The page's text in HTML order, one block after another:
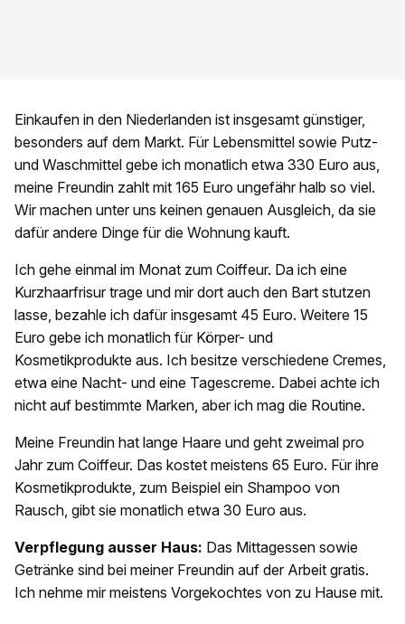
Einkaufen in den Niederlanden ist insgesamt günstiger,
besonders auf dem Markt. Für Lebensmittel sowie Putz-
und Waschmittel gebe ich monatlich etwa 330 Euro aus,
meine Freundin zahlt mit 165 Euro ungefähr halb so viel.
Wir machen unter uns keinen genauen Ausgleich, da sie
dafür andere Dinge für die Wohnung kauft.
Ich gehe einmal im Monat zum Coiffeur. Da ich eine
Kurzhaarfrisur trage und mir dort auch den Bart stutzen
lasse, bezahle ich dafür insgesamt 45 Euro. Weitere 15
Euro gebe ich monatlich für Körper- und
Kosmetikprodukte aus. Ich besitze verschiedene Cremes,
etwa eine Nacht- und eine Tagescreme. Dabei achte ich
nicht auf bestimmte Marken, aber ich mag die Routine.
Meine Freundin hat lange Haare und geht zweimal pro
Jahr zum Coiffeur. Das kostet meistens 65 Euro. Für ihre
Kosmetikprodukte, zum Beispiel ein Shampoo von
Rausch, gibt sie monatlich etwa 30 Euro aus.
Verpflegung ausser Haus: Das Mittagessen sowie
Getränke sind bei meiner Freundin auf der Arbeit gratis.
Ich nehme mir meistens Vorgekochtes von zu Hause mit.